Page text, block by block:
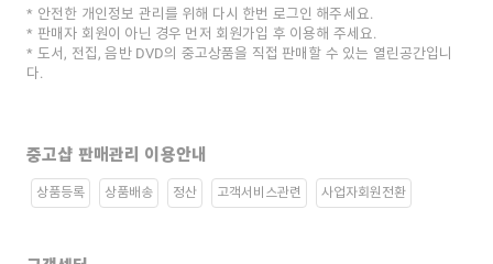
안전한 개인정보 관리를 위해 다시 한번 로그인 해주세요.
판매자 회원이 아닌 경우 먼저 회원가입 후 이용해 주세요.
도서, 전집, 음반 DVD의 중고상품을 직접 판매할 수 있는 열린공간입니
다.
중고샵 판매관리 이용안내
상품등록 상품배송 정산 고객서비스관련 사업자회원전환